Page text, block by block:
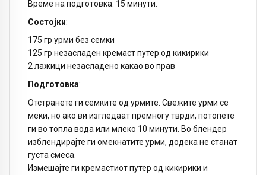
Време на подготовка: 15 минути.
Состојки:
175 гр урми без семки
125 гр незасладен кремаст путер од кикирики
2 лажици незасладено какао во прав
Подготовка:
Отстранете ги семките од урмите. Свежите урми се
меки, но ако ви изгледаат премногу тврди, потопете
ги во топла вода или млеко 10 минути. Во блендер
изблендирајте ги омекнатите урми, додека не станат
густа смеса.
Измешајте ги кремастиот путер од кикирики и